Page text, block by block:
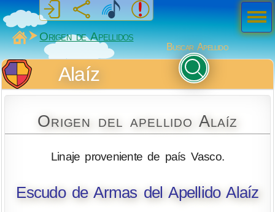
MiSabueso
Origen de Apellidos
Buscar Apellido
Alaíz
Origen del apellido Alaíz
Linaje proveniente de país Vasco.
Escudo de Armas del Apellido Alaíz
Men
ú